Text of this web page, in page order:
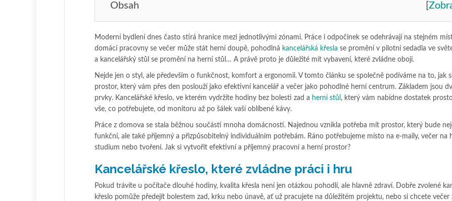
Obsah
Moderní bydlení dnes často stírá hranice mezi jednotlivými zónami. Práce i odpočinek se odehrávají na stejném
domácí pracovny se večer může stát herní doupě, pohodlná kancelářská křesla se promění v pilotní sedadla ve
a kancelářský stůl se promění na herní stůl… A právě proto je důležité mít vybavení, které zvládne obojí.
Nejde jen o styl, ale především o funkčnost, komfort a ergonomii. V tomto článku se společně podíváme na to, jak
prostor, který vám přes den poslouží jako efektivní kancelář a večer jako pohodlné herní centrum. Základem jsou
prvky. Kancelářské křeslo, ve kterém vydržíte hodiny bez bolesti zad a herní stůl , který vám nabídne dostatek
vše, co potřebujete, od monitoru až po šálek vaší oblíbené kávy.
Práce z domova se stala běžnou součástí mnoha domácností. Najednou vznikla potřeba mít prostor, který bude
funkční, ale také příjemný a přizpůsobitelný individuálním potřebám. Ráno potřebujeme místo na e-maily, večer na
studium nebo tvoření. Jak si vytvořit efektivní a příjemný pracovní a herní prostor?
Kancelářské křeslo, které zvládne práci i hru
Pokud trávíte u počítače dlouhé hodiny, kvalita křesla není jen otázkou pohodlí, ale hlavně zdraví. Dobře zvolené
křeslo pomůže předejít bolestem zad, krku nebo únavě, ať už pracujete na důležitém projektu, nebo si chcete večer